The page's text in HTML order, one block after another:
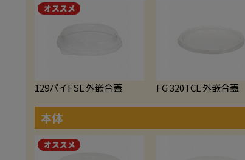
129パイFSL 外嵌合蓋 FG 320TCL 外嵌合蓋
本体